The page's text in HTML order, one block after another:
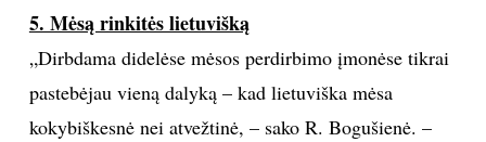
5. Mėsą rinkitės lietuvišką
„Dirbdama didelėse mėsos perdirbimo įmonėse tikrai
pastebėjau vieną dalyką – kad lietuviška mėsa
kokybiškesnė nei atvežtinė, – sako R. Bogušienė. –